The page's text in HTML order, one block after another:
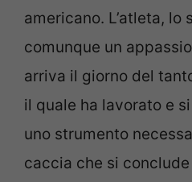
americano. L’atleta, lo
comunque un
arriva il giorno del
il quale ha lavorato e
uno strumento
caccia che si